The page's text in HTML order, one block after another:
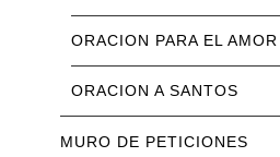
ORACION PARA EL AMOR
ORACION A SANTOS
MURO DE PETICIONES